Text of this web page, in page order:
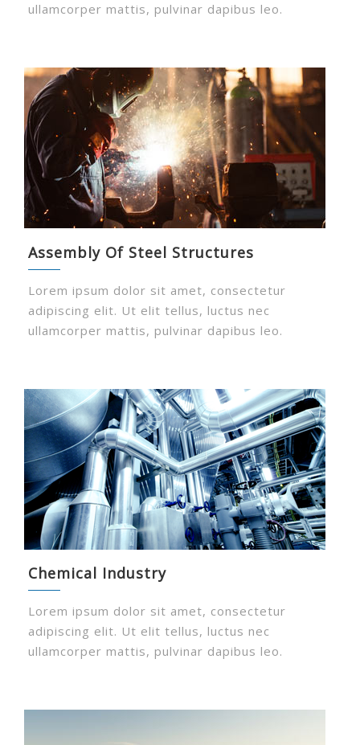
ullamcorper mattis, pulvinar dapibus leo.
Assembly Of Steel Structures
Lorem ipsum dolor sit amet, consectetur
adipiscing elit. Ut elit tellus, luctus nec
ullamcorper mattis, pulvinar dapibus leo.
Chemical Industry
Lorem ipsum dolor sit amet, consectetur
adipiscing elit. Ut elit tellus, luctus nec
ullamcorper mattis, pulvinar dapibus leo.